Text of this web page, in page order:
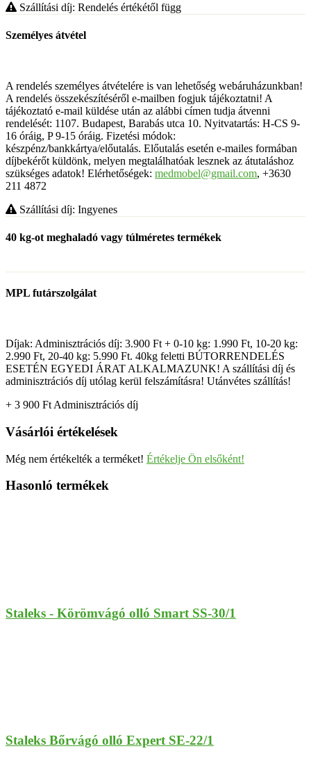
Szállítási díj: Rendelés értékétől függ
Személyes átvétel
A rendelés személyes átvételére is van lehetőség webáruházunkban!
A rendelés összekészítéséről e-mailben fogjuk tájékoztatni! A
tájékoztató e-mail küldése után az alábbi címen tudja átvenni
rendelését: 1107. Budapest, Barabás utca 10. Nyitvatartás: H-CS 9-
16 óráig, P 9-15 óráig. Fizetési módok:
készpénz/bankkártya/előutalás. Előutalás esetén e-mailes formában
díjbekérőt küldönk, melyen megtalálhatóak lesznek az átutaláshoz
szükséges adatok! Elérhetőségek: medmobel@gmail.com, +3630
211 4872
Szállítási díj: Ingyenes
40 kg-ot meghaladó vagy túlméretes termékek
MPL futárszolgálat
Díjak: Adminisztrációs díj: 3.900 Ft + 0-10 kg: 1.990 Ft, 10-20 kg:
2.990 Ft, 20-40 kg: 5.990 Ft. 40kg feletti BÚTORRENDELÉS
ESETÉN EGYEDI ÁRAT ALKALMAZUNK! A szállítási díj és
adminisztrációs díj utólag kerül felszámításra! Utánvétes szállítás!
+ 3 900 Ft Adminisztrációs díj
Vásárlói értékelések
Még nem értékelték a terméket! Értékelje Ön elsőként!
Hasonló termékek
Staleks - Körömvágó olló Smart SS-30/1
Staleks Bőrvágó olló Expert SE-22/1